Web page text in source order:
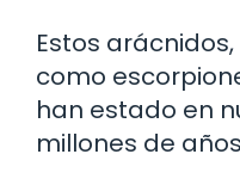
Estos
como
han estado en
millones de